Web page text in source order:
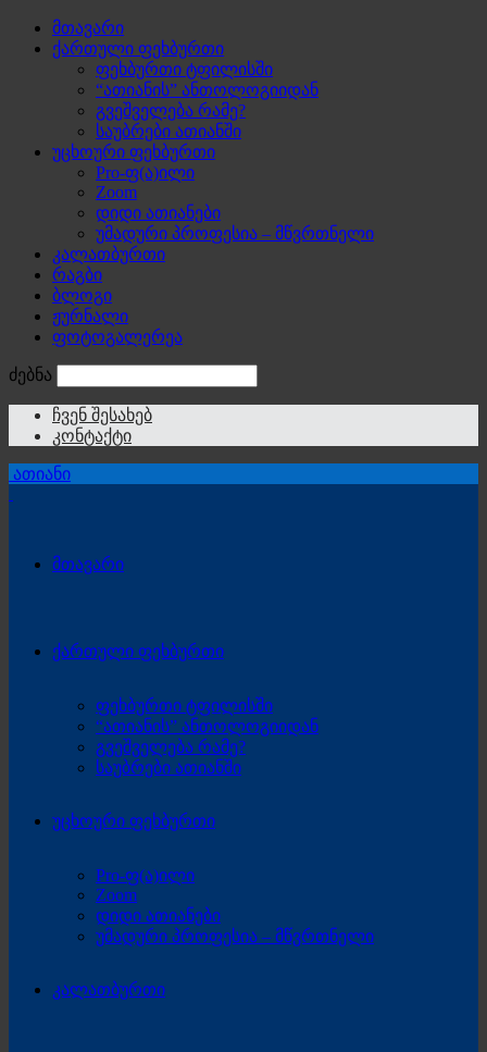
მთავარი
ქართული ფეხბურთი
ფეხბურთი ტფილისში
“ათიანის” ანთოლოგიიდან
გვეშველება რამე?
საუბრები ათიანში
უცხოური ფეხბურთი
Pro-ფ(ა)ილი
Zoom
დიდი ათიანები
უმადური პროფესია – მწვრთნელი
კალათბურთი
რაგბი
ბლოგი
ჟურნალი
ფოტოგალერეა
ძებნა
ჩვენ შესახებ
კონტაქტი
ათიანი
მთავარი
ქართული ფეხბურთი
ფეხბურთი ტფილისში
“ათიანის” ანთოლოგიიდან
გვეშველება რამე?
საუბრები ათიანში
უცხოური ფეხბურთი
Pro-ფ(ა)ილი
Zoom
დიდი ათიანები
უმადური პროფესია – მწვრთნელი
კალათბურთი